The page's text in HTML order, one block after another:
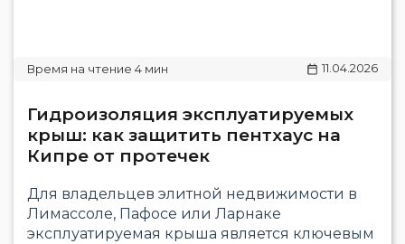
11.04.2026
Гидроизоляция эксплуатируемых
крыш: как защитить пентхаус на
Кипре от протечек
Для владельцев элитной недвижимости в
Лимассоле, Пафосе или Ларнаке
эксплуатируемая крыша является ключевым